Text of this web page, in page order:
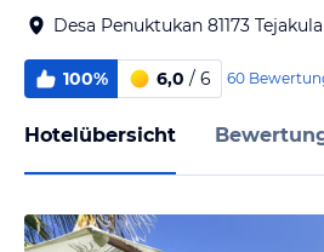
Desa Penuktukan 81173
100% 6,0 / 6 60
Hotelübersicht